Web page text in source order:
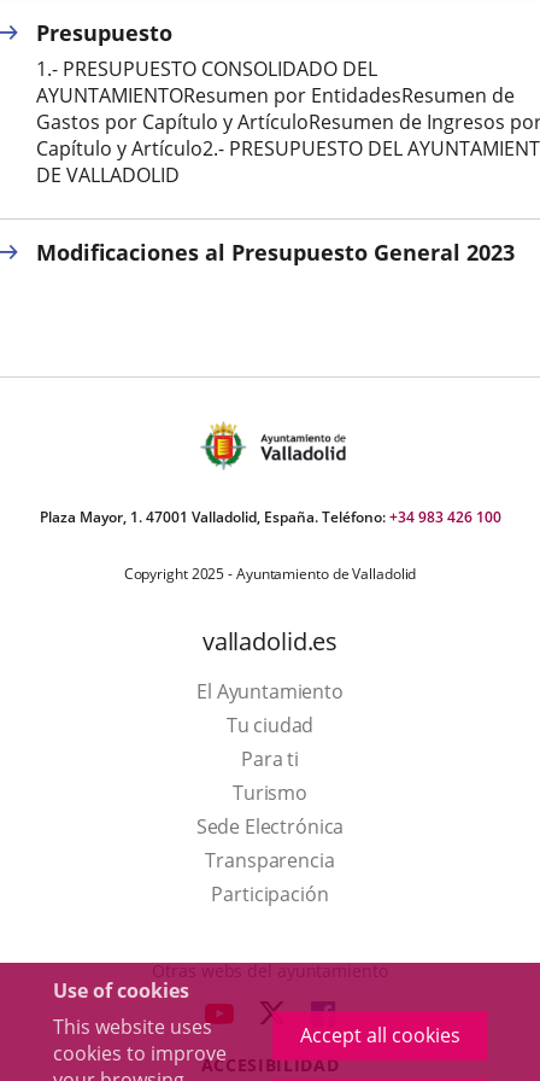
Use of cookies
This website uses
cookies to improve
Accept all cookies
Presupuesto
1.- PRESUPUESTO CONSOLIDADO DEL
AYUNTAMIENTOResumen por EntidadesResumen de
Gastos por Capítulo y ArtículoResumen de Ingresos
Capítulo y Artículo2.- PRESUPUESTO DEL
DE VALLADOLID
Modificaciones al Presupuesto General 2023
Plaza Mayor, 1. 47001 Valladolid, España. Teléfono:+34 983 426 100
Copyright 2025 - Ayuntamiento de Valladolid
valladolid.es
El Ayuntamiento
Tu ciudad
Para ti
TurismoThis
link
will
open
a
up
window.
Sede Electrónica
Transparencia
Participación
Otras webs del ayuntamiento
LINK
EXTERNAL
LINK
TO
EXTERNAL
LINK
TO
EXTERNAL
ACCESIBILIDAD